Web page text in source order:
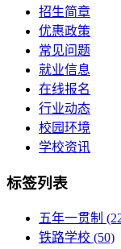
招生简章
优惠政策
常见问题
就业信息
在线报名
行业动态
校园环境
学校资讯
标签列表
五年一贯制
铁路学校 (50)